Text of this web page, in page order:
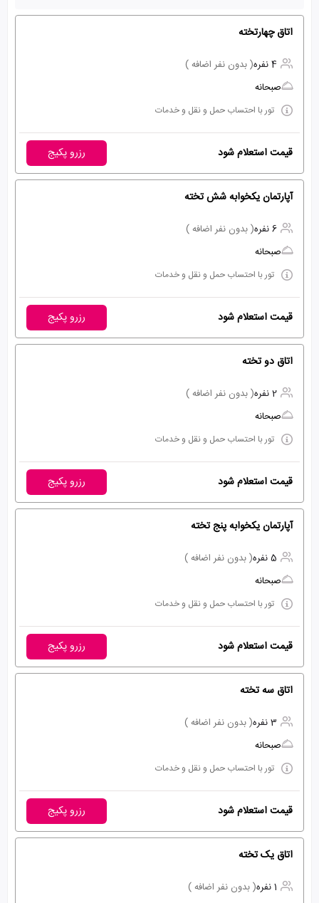
اتاق چهارتخته
4 نفره
( بدون نفر اضافه )
صبحانه
تور با احتساب حمل و نقل و خدمات
قیمت استعلام شود رزرو پکیج
آپارتمان یکخوابه شش تخته
6 نفره
( بدون نفر اضافه )
صبحانه
تور با احتساب حمل و نقل و خدمات
قیمت استعلام شود رزرو پکیج
اتاق دو تخته
2 نفره
( بدون نفر اضافه )
صبحانه
تور با احتساب حمل و نقل و خدمات
قیمت استعلام شود رزرو پکیج
آپارتمان یکخوابه پنج تخته
5 نفره
( بدون نفر اضافه )
صبحانه
تور با احتساب حمل و نقل و خدمات
قیمت استعلام شود رزرو پکیج
اتاق سه تخته
3 نفره
( بدون نفر اضافه )
صبحانه
تور با احتساب حمل و نقل و خدمات
قیمت استعلام شود رزرو پکیج
اتاق یک تخته
1 نفره
( بدون نفر اضافه )